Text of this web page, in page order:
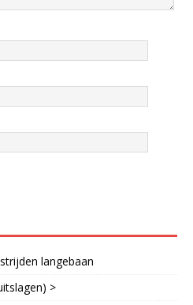
langebaan
>